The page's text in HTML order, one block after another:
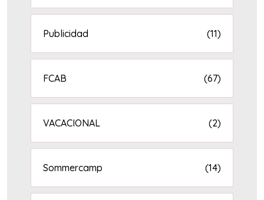
Publicidad (11)
FCAB (67)
VACACIONAL (2)
Sommercamp (14)